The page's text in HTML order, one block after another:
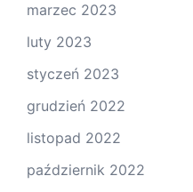
marzec 2023
luty 2023
styczeń 2023
grudzień 2022
listopad 2022
październik 2022